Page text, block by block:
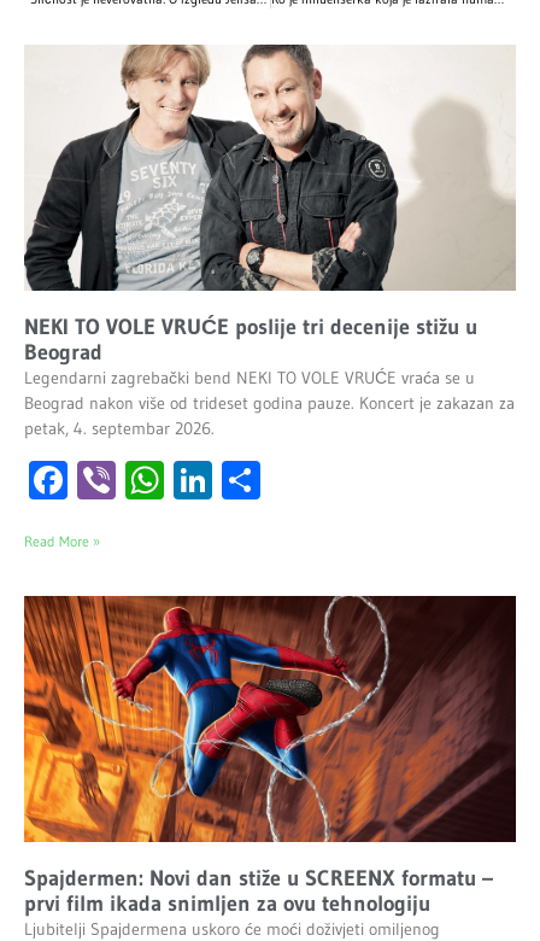
NEKI TO VOLE VRUĆE poslije tri decenije stižu u
Beograd
Legendarni zagrebački bend NEKI TO VOLE VRUĆE vraća se u
Beograd nakon više od trideset godina pauze. Koncert je zakazan za
petak, 4. septembar 2026.
Facebook
ViberWhatsApp
LinkedIn
Read More »
Spajdermen: Novi dan stiže u SCREENX formatu –
prvi film ikada snimljen za ovu tehnologiju
Ljubitelji Spajdermena uskoro će moći doživjeti omiljenog